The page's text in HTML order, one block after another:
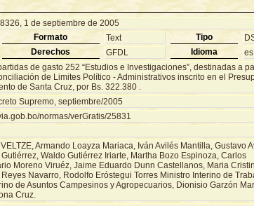
1 de septiembre de 2005
Formato Text Tipo
Derechos GFDL Idioma es
de gasto 252 “Estudios e Investigaciones”, destinadas a
de Limites Político - Administrativos inscrito en el
de Santa Cruz, por Bs. 322.380 .
Supremo, septiembre/2005
normas/verGratis/25831
Armando Loayza Mariaca, Iván Avilés Mantilla, Gustavo
Waldo Gutiérrez Iriarte, Martha Bozo Espinoza, Carlos
Moreno Viruéz, Jaime Eduardo Dunn Castellanos, Maria
Navarro, Rodolfo Eróstegui Torres Ministro Interino de
de Asuntos Campesinos y Agropecuarios, Dionisio Garzón
Cruz.